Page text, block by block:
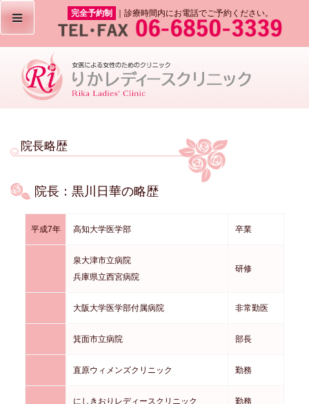
完全予約制 ｜診療時間内にお電話でご予約ください。
院長略歴
院長：黒川日華の略歴
平成7年 高知大学医学部 卒業
泉大津市立病院
兵庫県立西宮病院
研修
大阪大学医学部付属病院 非常勤医
箕面市立病院 部長
直原ウィメンズクリニック 勤務
にしきおりレディースクリニック 勤務